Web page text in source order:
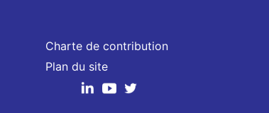
Charte de contribution
Plan du site